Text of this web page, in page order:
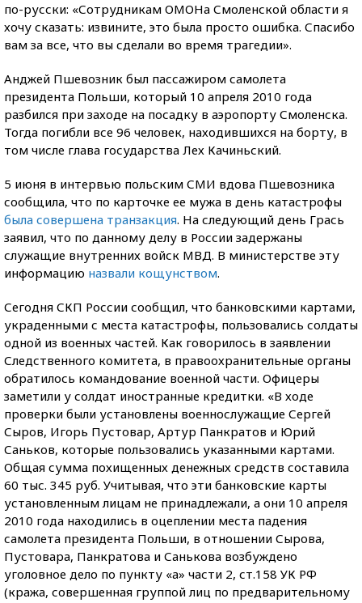
по-русски: «Сотрудникам ОМОНа Смоленской области я
хочу сказать: извините, это была просто ошибка. Спасибо
вам за все, что вы сделали во время трагедии».
Анджей Пшевозник был пассажиром самолета
президента Польши, который 10 апреля 2010 года
разбился при заходе на посадку в аэропорту Смоленска.
Тогда погибли все 96 человек, находившихся на борту, в
том числе глава государства Лех Качиньский.
5 июня в интервью польским СМИ вдова Пшевозника
сообщила, что по карточке ее мужа в день катастрофы
была совершена транзакция. На следующий день Грась
заявил, что по данному делу в России задержаны
служащие внутренних войск МВД. В министерстве эту
информацию назвали кощунством.
Сегодня СКП России сообщил, что банковскими картами,
украденными с места катастрофы, пользовались солдаты
одной из военных частей. Как говорилось в заявлении
Следственного комитета, в правоохранительные органы
обратилось командование военной части. Офицеры
заметили у солдат иностранные кредитки. «В ходе
проверки были установлены военнослужащие Сергей
Сыров, Игорь Пустовар, Артур Панкратов и Юрий
Саньков, которые пользовались указанными картами.
Общая сумма похищенных денежных средств составила
60 тыс. 345 руб. Учитывая, что эти банковские карты
установленным лицам не принадлежали, а они 10 апреля
2010 года находились в оцеплении места падения
самолета президента Польши, в отношении Сырова,
Пустовара, Панкратова и Санькова возбуждено
уголовное дело по пункту «а» части 2, ст.158 УК РФ
(кража, совершенная группой лиц по предварительному